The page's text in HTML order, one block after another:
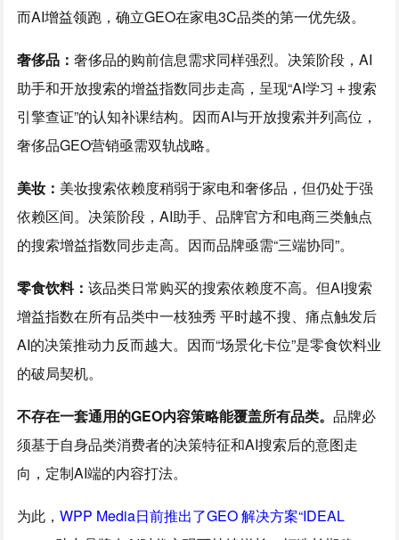
而AI增益领跑，确立GEO在家电3C品类的第一优先级。
奢侈品：奢侈品的购前信息需求同样强烈。决策阶段，AI
助手和开放搜索的增益指数同步走高，呈现“AI学习＋搜索
引擎查证”的认知补课结构。因而AI与开放搜索并列高位，
奢侈品GEO营销亟需双轨战略。
美妆： 美妆搜索依赖度稍弱于家电和奢侈品，但仍处于强
依赖区间。决策阶段，AI助手、品牌官方和电商三类触点
的搜索增益指数同步走高。因而品牌亟需“三端协同”。
零食饮料：该品类日常购买的搜索依赖度不高。但AI搜索
增益指数在所有品类中一枝独秀 平时越不搜、痛点触发后
AI的决策推动力反而越大。因而“场景化卡位”是零食饮料业
的破局契机。
不存在一套通用的GEO内容策略能覆盖所有品类。品牌必
须基于自身品类消费者的决策特征和AI搜索后的意图走
向，定制AI端的内容打法。
为此，WPP Media日前推出了GEO 解决方案“IDEAL